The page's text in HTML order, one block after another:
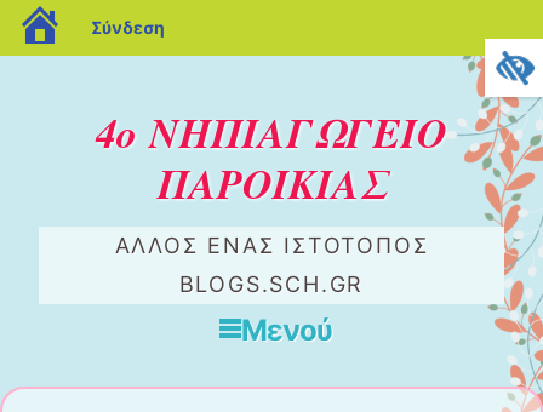
4ο ΝΗΠΙΑΓΩΓΕΙΟ
ΠΑΡΟΙΚΙΑΣ
ΆΛΛΟΣ ΈΝΑΣ ΙΣΤΌΤΟΠΟΣ
BLOGS.SCH.GR
Μενού
blogs.sch.gr
Σύνδεση